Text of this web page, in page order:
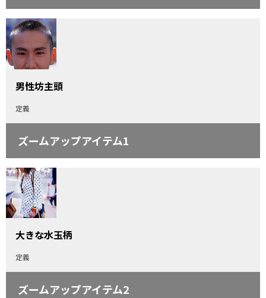
男性坊主頭
定義
ズームアップアイテム1
大きな水玉柄
定義
ズームアップアイテム2